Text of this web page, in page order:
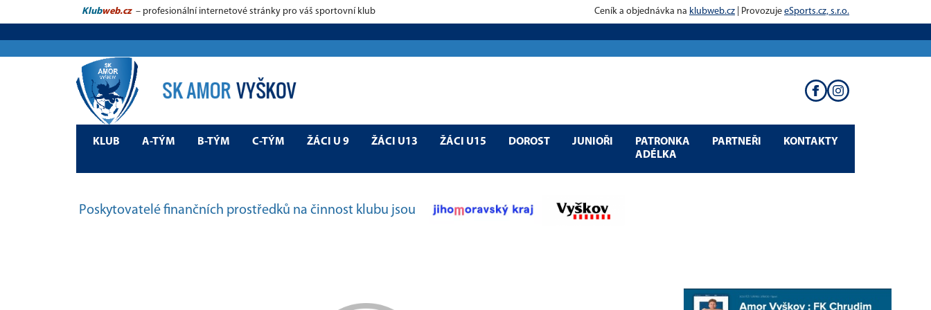
Klubweb.cz – profesionální internetové stránky pro váš sportovní klub Ceník a objednávka na klubweb.cz | Provozuje eSports.cz, s.r.o.
KLUB A-TÝM B-TÝM C-TÝM ŽÁCI U 9 ŽÁCI U13 ŽÁCI U15 DOROST JUNIOŘI
PATRONKA
ADÉLKA
PARTNEŘI KONTAKTY
Poskytovatelé finančních prostředků na činnost klubu jsou